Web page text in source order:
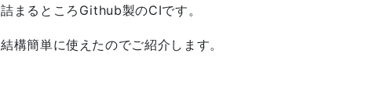
詰まるところGithub製のCIです。
結構簡単に使えたのでご紹介します。